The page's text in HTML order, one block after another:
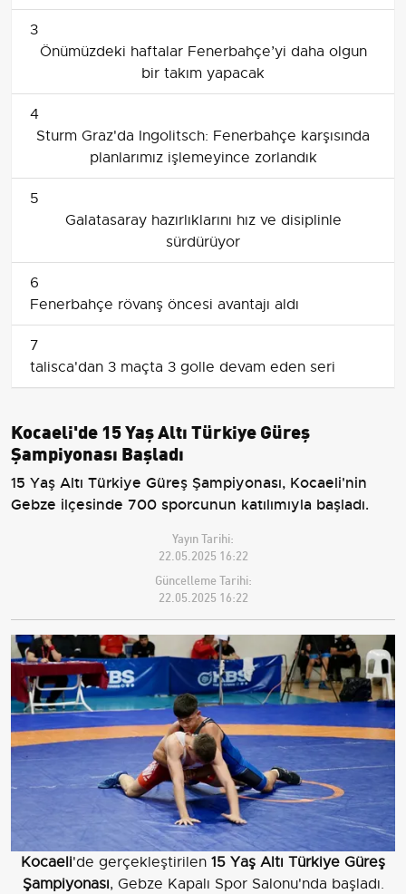
3
Önümüzdeki haftalar Fenerbahçe’yi daha olgun
bir takım yapacak
4
Sturm Graz'da Ingolitsch: Fenerbahçe karşısında
planlarımız işlemeyince zorlandık
5
Galatasaray hazırlıklarını hız ve disiplinle
sürdürüyor
6
Fenerbahçe rövanş öncesi avantajı aldı
7
talisca'dan 3 maçta 3 golle devam eden seri
Kocaeli'de 15 Yaş Altı Türkiye Güreş
Şampiyonası Başladı
15 Yaş Altı Türkiye Güreş Şampiyonası, Kocaeli'nin
Gebze ilçesinde 700 sporcunun katılımıyla başladı.
Yayın Tarihi:
22.05.2025 16:22
Güncelleme Tarihi:
22.05.2025 16:22
Kocaeli'de gerçekleştirilen 15 Yaş Altı Türkiye Güreş
Şampiyonası, Gebze Kapalı Spor Salonu'nda başladı.